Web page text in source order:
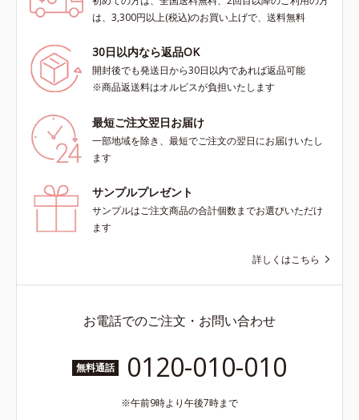
は、3,300円以上(税込)のお買い上げで、送料無料
30日以内なら返品OK
開封後でも発送日から30日以内であれば返品可能
※商品返送料はオルビスが負担いたします
最短ご注文翌日お届け
一部地域を除き、最短でご注文の翌日にお届けいたし
ます
サンプルプレゼント
サンプルはご注文商品の合計個数までお選びいただけ
ます
詳しくはこちら
お電話でのご注文・お問い合わせ
無料通話 0120-010-010
午前9時より午後7時まで